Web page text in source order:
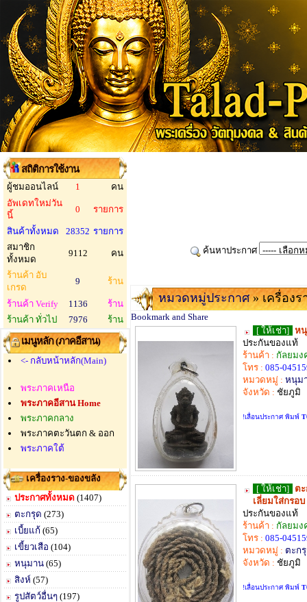
สถิติการใช้งาน
ผู้ชมออนไลน์ 1
คน
อัพเดทใหม่วัน
นี้
0 รายการ
สินค้าทั้งหมด 28352 รายการ
สมาชิก
ทั้งหมด
9112 คน
ร้านค้า อับ
เกรด
9 ร้าน
ร้านค้า Verify 1136
ร้าน
ร้านค้า ทั่วไป
7976 ร้าน
เมนูหลัก (ภาคอีสาน)
<- กลับหน้าหลัก(Main)
พระภาคเหนือ
พระภาคอีสาน Home
พระภาคกลาง
พระภาคตะวันตก & ออก
พระภาคใต้
เครื่องราง-ของขลัง
ประกาศทั้งหมด (1407)
ตะกรุด (273)
เบี้ยแก้ (65)
เขี้ยวเสือ (104)
หนุมาน (65)
สิงห์ (57)
รูปสัตว์อื่นๆ (197)
ค้นหาประกาศ
หมวดหมู่ประกาศ» เครื่องร
[ ให้เช่า] ห
ประกันของแท้
ร้านค้า : กัลยมง
โทร : 085-
หมวดหมู่ : หนุม
จังหวัด : ชัยภูมิ
!เลื่อนประกาศ พิมพ์
[ ให้เช่า] ต
เลี่ยมใส่กรอบ
ประกันของแท้
ร้านค้า : กัลยมง
โทร : 085-
หมวดหมู่ : ตะก
จังหวัด : ชัยภูมิ
!เลื่อนประกาศ พิมพ์